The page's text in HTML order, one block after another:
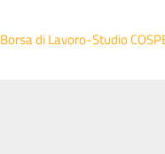
Borsa di Lavoro-Studio